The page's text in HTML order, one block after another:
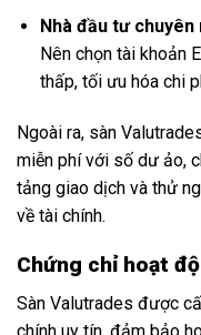
Nhà đầu tư
Nên chọn tài khoản
thấp, tối ưu hóa chi
Ngoài ra, sàn
miễn phí với số dư ảo,
tảng giao dịch và thử
về tài chính.
Chứng chỉ hoạt
Sàn Valutrades được